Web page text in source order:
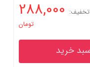
تخفیف: 288,000
تومان
خرید